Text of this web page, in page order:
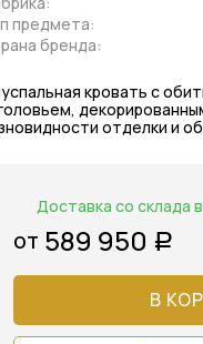
предмета:
бренда:
кровать с
отделки и
Доставка со склада
от 589 950 Р
В